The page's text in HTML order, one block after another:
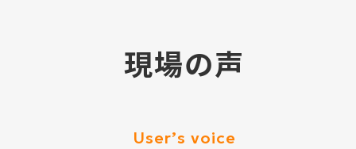
現場の声
User’s voice